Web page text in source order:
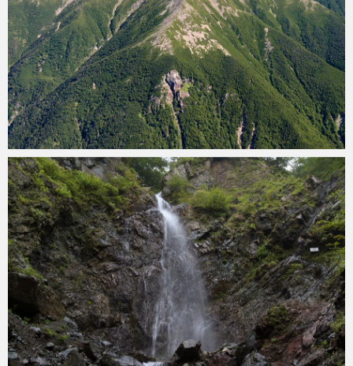
konoha 2019年8月29日